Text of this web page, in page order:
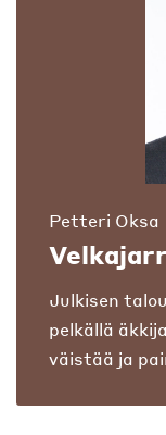
Petteri Oksa
Julkisen
pelkällä
väistää ja